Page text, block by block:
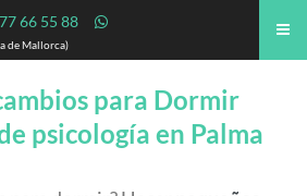
66 55 88
de Mallorca)
para Dormir
psicología en Palma